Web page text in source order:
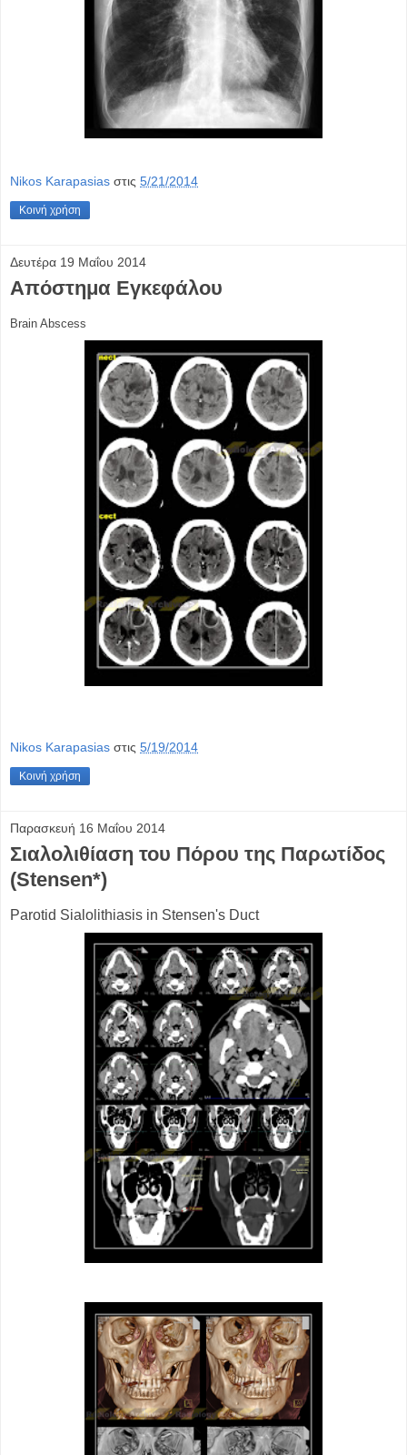
Nikos Karapasias στις 5/21/2014
Κοινή χρήση
Δευτέρα 19 Μαΐου 2014
Απόστημα Εγκεφάλου
Brain Abscess
Nikos Karapasias στις 5/19/2014
Κοινή χρήση
Παρασκευή 16 Μαΐου 2014
Σιαλολιθίαση του Πόρου της Παρωτίδος
(Stensen*)
Parotid Sialolithiasis in Stensen's Duct